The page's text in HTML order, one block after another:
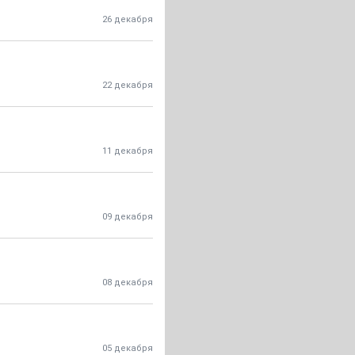
26 декабря
22 декабря
11 декабря
09 декабря
08 декабря
05 декабря